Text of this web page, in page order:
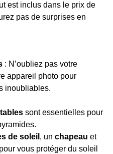
est inclus dans le prix de
pas de surprises en
: N’oubliez pas votre
appareil photo pour
inoubliables.
sont essentielles pour
de soleil , un chapeau et
pour vous protéger du soleil